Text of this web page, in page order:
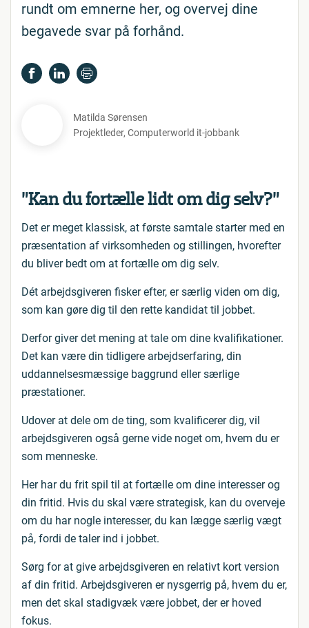
rundt om emnerne her, og overvej dine
begavede svar på forhånd.
Matilda Sørensen
Projektleder, Computerworld it-jobbank
”Kan du fortælle lidt om dig selv?”
Det er meget klassisk, at første samtale starter med en
præsentation af virksomheden og stillingen, hvorefter
du bliver bedt om at fortælle om dig selv.
Dét arbejdsgiveren fisker efter, er særlig viden om dig,
som kan gøre dig til den rette kandidat til jobbet.
Derfor giver det mening at tale om dine kvalifikationer.
Det kan være din tidligere arbejdserfaring, din
uddannelsesmæssige baggrund eller særlige
præstationer.
Udover at dele om de ting, som kvalificerer dig, vil
arbejdsgiveren også gerne vide noget om, hvem du er
som menneske.
Her har du frit spil til at fortælle om dine interesser og
din fritid. Hvis du skal være strategisk, kan du overveje
om du har nogle interesser, du kan lægge særlig vægt
på, fordi de taler ind i jobbet.
Sørg for at give arbejdsgiveren en relativt kort version
af din fritid. Arbejdsgiveren er nysgerrig på, hvem du er,
men det skal stadigvæk være jobbet, der er hoved
fokus.